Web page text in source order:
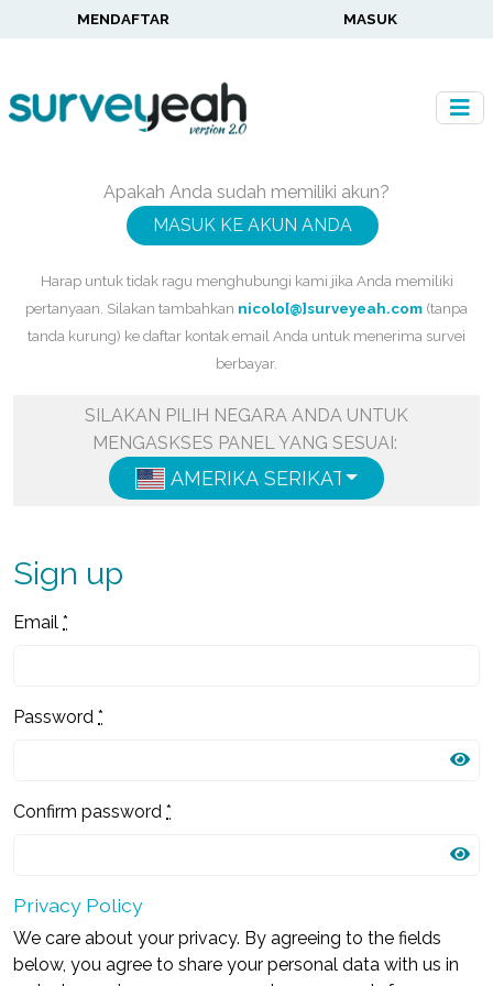
MENDAFTAR MASUK
Apakah Anda sudah memiliki akun?
MASUK KE AKUN ANDA
Harap untuk tidak ragu menghubungi kami jika Anda memiliki
pertanyaan. Silakan tambahkan nicolo[@]surveyeah.com (tanpa
tanda kurung) ke daftar kontak email Anda untuk menerima survei
berbayar.
SILAKAN PILIH NEGARA ANDA UNTUK
MENGASKSES PANEL YANG SESUAI:
AMERIKA SERIKAT ENGLISH
Sign up
Email *
Password *
Confirm password *
Privacy Policy
We care about your privacy. By agreeing to the fields
below, you agree to share your personal data with us in